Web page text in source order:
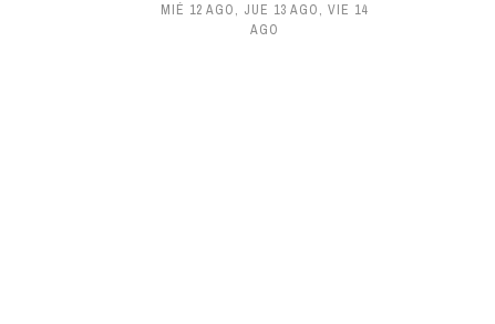
MIÉ 12 AGO, JUE 13 AGO,VIE 14
AGO